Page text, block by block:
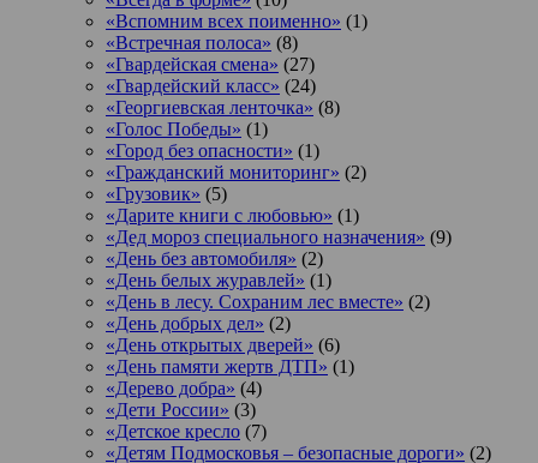
«Вспомним всех поименно» (1)
«Встречная полоса» (8)
«Гвардейская смена» (27)
«Гвардейский класс» (24)
«Георгиевская ленточка» (8)
«Голос Победы» (1)
«Город без опасности» (1)
«Гражданский мониторинг» (2)
«Грузовик» (5)
«Дарите книги с любовью» (1)
«Дед мороз специального назначения» (9)
«День без автомобиля» (2)
«День белых журавлей» (1)
«День в лесу. Сохраним лес вместе» (2)
«День добрых дел» (2)
«День открытых дверей» (6)
«День памяти жертв ДТП» (1)
«Дерево добра» (4)
«Дети России» (3)
«Детское кресло (7)
«Детям Подмосковья – безопасные дороги» (2)